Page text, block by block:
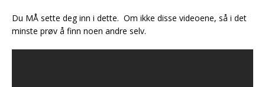
Du MÅ sette deg inn i dette. Om ikke disse videoene, så i det
minste prøv å finn noen andre selv.